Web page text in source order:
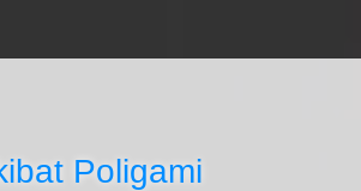
Poligami